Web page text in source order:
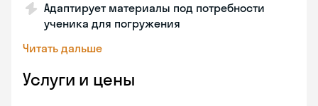
Адаптирует материалы под потребности
ученика для погружения
Читать дальше
Услуги и цены